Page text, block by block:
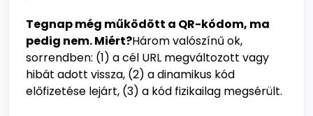
Tegnap még működött a QR-kódom, ma
pedig nem. Miért?Három valószínű ok,
sorrendben: (1) a cél URL megváltozott vagy
hibát adott vissza, (2) a dinamikus kód
előfizetése lejárt, (3) a kód fizikailag megsérült.